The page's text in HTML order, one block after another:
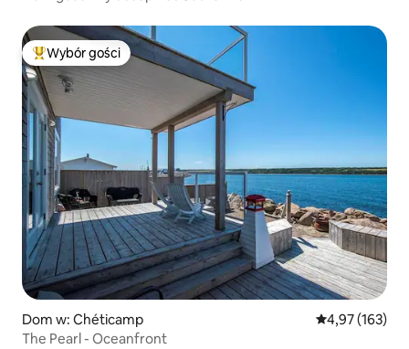
Najpopularniejsze z kategorii Wybór gości
Wybór gości
Dom w: Chéticamp Średnia
4,97 (163)
The Pearl - Oceanfront